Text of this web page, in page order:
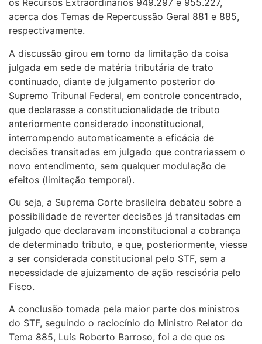
os Recursos Extraordinários 949.297 e 955.227,
acerca dos Temas de Repercussão Geral 881 e 885,
respectivamente.
A discussão girou em torno da limitação da coisa
julgada em sede de matéria tributária de trato
continuado, diante de julgamento posterior do
Supremo Tribunal Federal, em controle concentrado,
que declarasse a constitucionalidade de tributo
anteriormente considerado inconstitucional,
interrompendo automaticamente a eficácia de
decisões transitadas em julgado que contrariassem o
novo entendimento, sem qualquer modulação de
efeitos (limitação temporal).
Ou seja, a Suprema Corte brasileira debateu sobre a
possibilidade de reverter decisões já transitadas em
julgado que declaravam inconstitucional a cobrança
de determinado tributo, e que, posteriormente, viesse
a ser considerada constitucional pelo STF, sem a
necessidade de ajuizamento de ação rescisória pelo
Fisco.
A conclusão tomada pela maior parte dos ministros
do STF, seguindo o raciocínio do Ministro Relator do
Tema 885, Luís Roberto Barroso, foi a de que os